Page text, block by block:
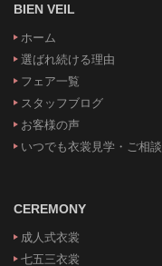
BIEN VEIL
ホーム
選ばれ続ける理由
フェア一覧
スタッフブログ
お客様の声
いつでも衣裳見学・ご相談
CEREMONY
成人式衣裳
七五三衣裳